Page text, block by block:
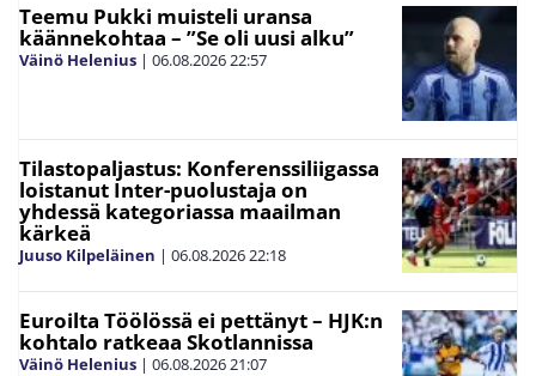
Teemu Pukki muisteli uransa
käännekohtaa – ”Se oli uusi alku”
Väinö Helenius | 06.08.202622:57
Tilastopaljastus: Konferenssiliigassa
loistanut Inter-puolustaja on
yhdessä kategoriassa maailman
kärkeä
Juuso Kilpeläinen | 06.08.202622:18
Euroilta Töölössä ei pettänyt – HJK:n
kohtalo ratkeaa Skotlannissa
Väinö Helenius | 06.08.202621:07